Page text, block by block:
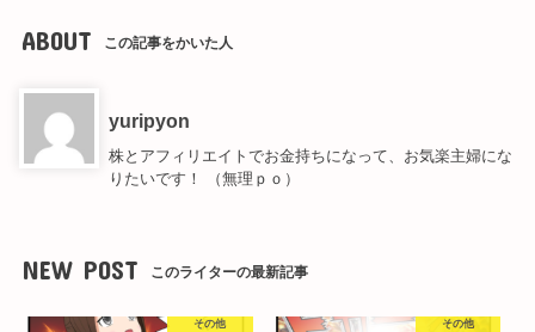
ABOUT この記事をかいた人
yuripyon
株とアフィリエイトでお金持ちになって、お気楽主婦にな
りたいです！ （無理ｐｏ）
NEW POST このライターの最新記事
その他 その他